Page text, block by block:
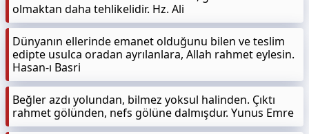
olmaktan daha tehlikelidir. Hz. Ali
Dünyanın ellerinde emanet olduğunu bilen ve teslim
edipte usulca oradan ayrılanlara, Allah rahmet eylesin.
Hasan-ı Basri
Beğler azdı yolundan, bilmez yoksul halinden. Çıktı
rahmet gölünden, nefs gölüne dalmışdur. Yunus Emre